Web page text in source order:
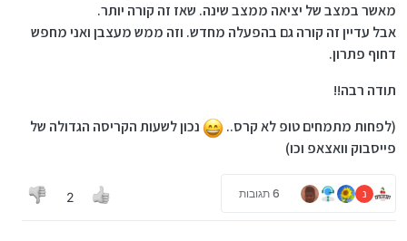
מאשר במצב של יציאה ממצב שינה. שאז זה קורה יותר.
אבל עדיין זה קורה גם בהפעלה מחדש. וזה ממש מעצבן ואני מחפש
דחוף פתרון.
תודה רבה!!
(לפחות מתמחים טופ לא קרס..
נכון לשעות הקריסה הגדולה של
פייסבוק וואצאפ וכו)
נ 6 תגובות 2